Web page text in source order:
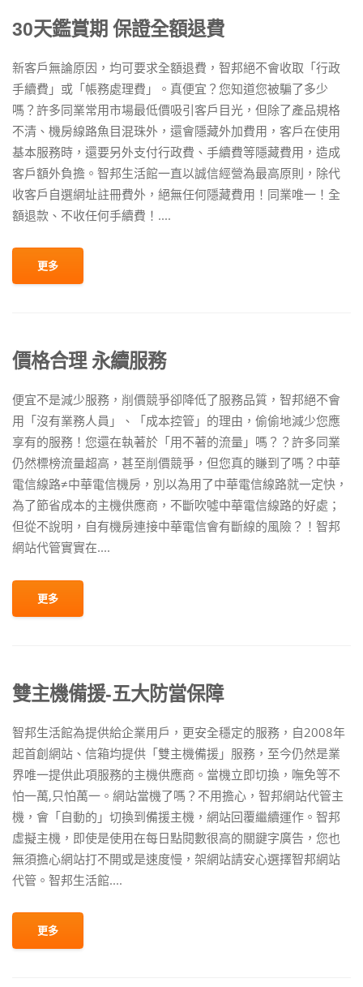
30天鑑賞期 保證全額退費
新客戶無論原因，均可要求全額退費，智邦絕不會收取「行政
手續費」或「帳務處理費」。真便宜？您知道您被騙了多少
嗎？許多同業常用市場最低價吸引客戶目光，但除了產品規格
不清、機房線路魚目混珠外，還會隱藏外加費用，客戶在使用
基本服務時，還要另外支付行政費、手續費等隱藏費用，造成
客戶額外負擔。智邦生活館一直以誠信經營為最高原則，除代
收客戶自選網址註冊費外，絕無任何隱藏費用！同業唯一！全
額退款、不收任何手續費！....
更多
價格合理 永續服務
便宜不是減少服務，削價競爭卻降低了服務品質，智邦絕不會
用「沒有業務人員」、「成本控管」的理由，偷偷地減少您應
享有的服務！您還在執著於「用不著的流量」嗎？？許多同業
仍然標榜流量超高，甚至削價競爭，但您真的賺到了嗎？中華
電信線路≠中華電信機房，別以為用了中華電信線路就一定快，
為了節省成本的主機供應商，不斷吹噓中華電信線路的好處；
但從不說明，自有機房連接中華電信會有斷線的風險？！智邦
網站代管實實在....
更多
雙主機備援-五大防當保障
智邦生活館為提供給企業用戶，更安全穩定的服務，自2008年
起首創網站、信箱均提供「雙主機備援」服務，至今仍然是業
界唯一提供此項服務的主機供應商。當機立即切換，嘸免等不
怕一萬,只怕萬一。網站當機了嗎？不用擔心，智邦網站代管主
機，會「自動的」切換到備援主機，網站回覆繼續運作。智邦
虛擬主機，即使是使用在每日點閱數很高的關鍵字廣告，您也
無須擔心網站打不開或是速度慢，架網站請安心選擇智邦網站
代管。智邦生活館....
更多